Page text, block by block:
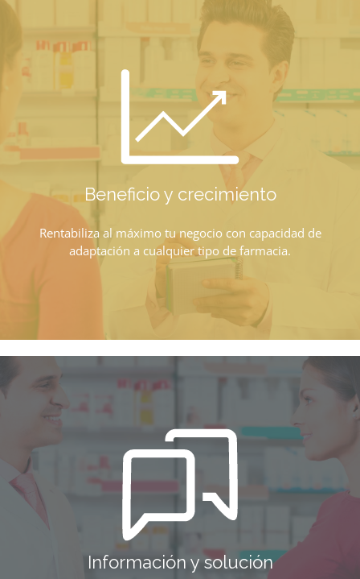
Beneficio y crecimiento
Rentabiliza al máximo tu negocio con capacidad de
adaptación a cualquier tipo de farmacia.
Información y solución